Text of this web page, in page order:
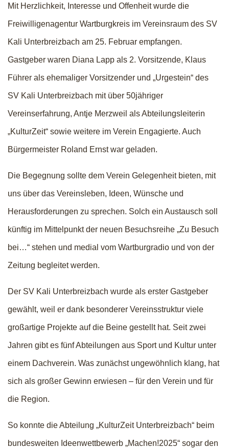
Mit Herzlichkeit, Interesse und Offenheit wurde die
Freiwilligenagentur Wartburgkreis im Vereinsraum des SV
Kali Unterbreizbach am 25. Februar empfangen.
Gastgeber waren Diana Lapp als 2. Vorsitzende, Klaus
Führer als ehemaliger Vorsitzender und „Urgestein“ des
SV Kali Unterbreizbach mit über 50jähriger
Vereinserfahrung, Antje Merzweil als Abteilungsleiterin
„KulturZeit“ sowie weitere im Verein Engagierte. Auch
Bürgermeister Roland Ernst war geladen.
Die Begegnung sollte dem Verein Gelegenheit bieten, mit
uns über das Vereinsleben, Ideen, Wünsche und
Herausforderungen zu sprechen. Solch ein Austausch soll
künftig im Mittelpunkt der neuen Besuchsreihe „Zu Besuch
bei…“ stehen und medial vom Wartburgradio und von der
Zeitung begleitet werden.
Der SV Kali Unterbreizbach wurde als erster Gastgeber
gewählt, weil er dank besonderer Vereinsstruktur viele
großartige Projekte auf die Beine gestellt hat. Seit zwei
Jahren gibt es fünf Abteilungen aus Sport und Kultur unter
einem Dachverein. Was zunächst ungewöhnlich klang, hat
sich als großer Gewinn erwiesen – für den Verein und für
die Region.
So konnte die Abteilung „KulturZeit Unterbreizbach“ beim
bundesweiten Ideenwettbewerb „Machen!2025“ sogar den